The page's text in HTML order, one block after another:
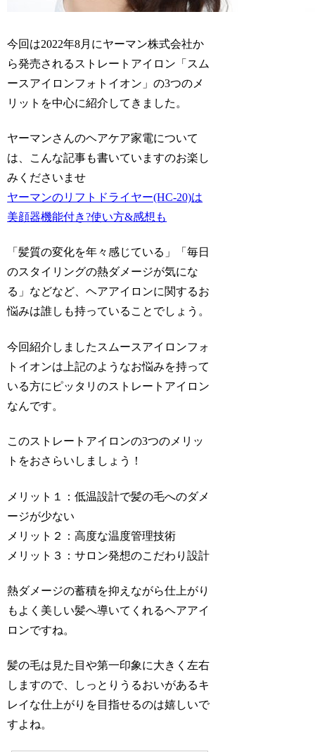
今回は2022年8月にヤーマン株式会社か
ら発売される ストレートアイロン「スム
ースアイロンフォトイオン」の3つのメ
リットを中心に紹介してきました。
ヤーマンさんのヘアケア家電について
は、こんな記事も書いていますのお楽し
みくださいませ
ヤーマンのリフトドライヤー(HC-20)は
美顔器機能付き?使い方&感想も
「髪質の変化を年々感じている」「毎日
のスタイリングの熱ダメージが気にな
る」 などなど、ヘアアイロンに関するお
悩みは誰しも持っていることでしょう。
今回紹介しましたスムースアイロンフォ
トイオンは上記のようなお悩みを持って
いる方にピッタリのストレートアイロン
なんです。
このストレートアイロンの3つのメリッ
トをおさらいしましょう！
メリット１：低温設計で髪の毛へのダメ
ージが少ない
メリット２：高度な温度管理技術
メリット３：サロン発想のこだわり設計
熱ダメージの蓄積を抑えながら仕上がり
もよく美しい髪へ導いてくれるヘアアイ
ロンですね。
髪の毛は見た目や第一印象に大きく左右
しますので、しっとりうるおいがあるキ
レイな仕上がりを目指せるのは嬉しいで
すよね。